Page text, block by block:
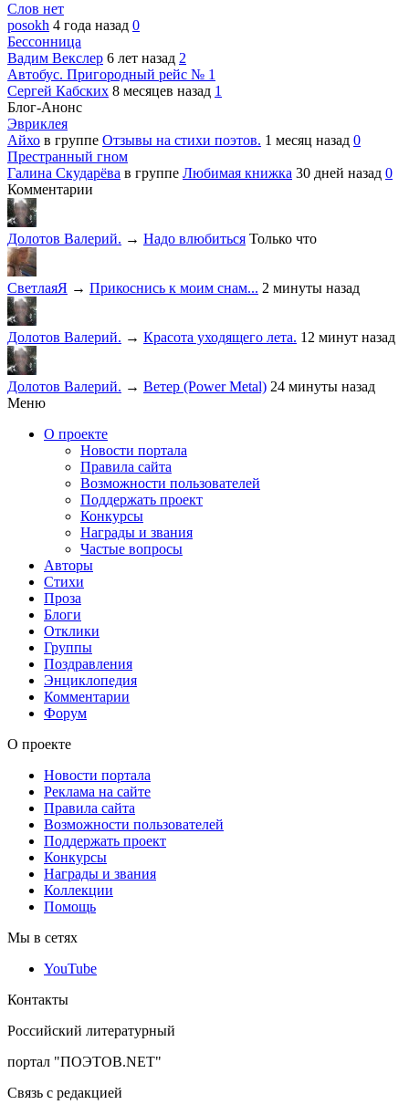
Слов нет
posokh 4 года назад 0
Бессонница
Вадим Векслер 6 лет назад 2
Автобус. Пригородный рейс № 1
Сергей Кабских 8 месяцев назад 1
Блог-Анонс
Эвриклея
Айхо в группе Отзывы на стихи поэтов. 1 месяц назад 0
Престранный гном
Галина Скударёва в группе Любимая книжка 30 дней назад 0
Комментарии
Долотов Валерий. → Надо влюбиться Только что
СветлаяЯ → Прикоснись к моим снам... 2 минуты назад
Долотов Валерий. → Красота уходящего лета. 12 минут назад
Долотов Валерий. → Ветер (Power Metal) 24 минуты назад
Меню
О проекте
Новости портала
Правила сайта
Возможности пользователей
Поддержать проект
Конкурсы
Награды и звания
Частые вопросы
Авторы
Стихи
Проза
Блоги
Отклики
Группы
Поздравления
Энциклопедия
Комментарии
Форум
О проекте
Новости портала
Реклама на сайте
Правила сайта
Возможности пользователей
Поддержать проект
Конкурсы
Награды и звания
Коллекции
Помощь
Мы в сетях
YouTube
Контакты
Российский литературный
портал "ПОЭТОВ.NET"
Связь с редакцией